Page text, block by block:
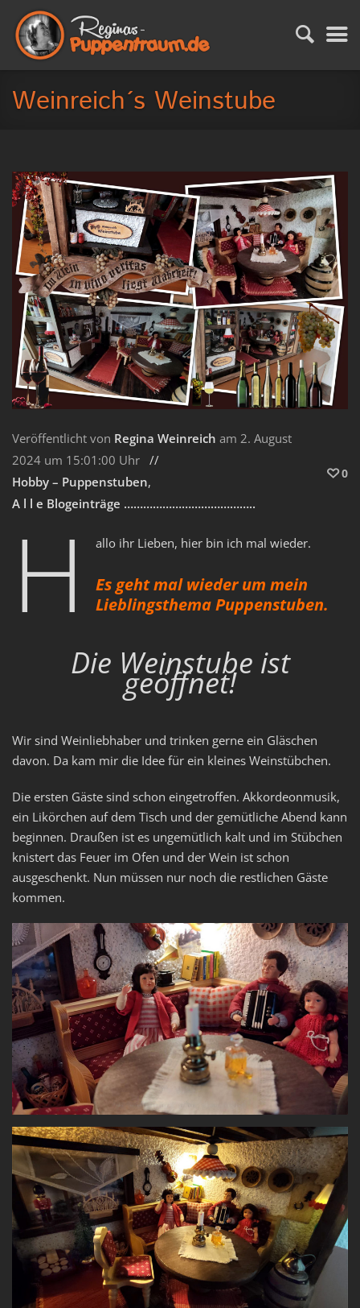
Weinreich´s Weinstube
Veröffentlicht von Regina Weinreich am 2. August
2024 um 15:01:00 Uhr
Hobby – Puppenstuben
A l l e Blogeinträge …………………………………..
0
H allo ihr Lieben, hier bin ich mal wieder.
Es geht mal wieder um mein
Lieblingsthema Puppenstuben.
Die Weinstube ist
geöffnet!
Wir sind Weinliebhaber und trinken gerne ein Gläschen
davon. Da kam mir die Idee für ein kleines Weinstübchen.
Die ersten Gäste sind schon eingetroffen. Akkordeonmusik,
ein Likörchen auf dem Tisch und der gemütliche Abend kann
beginnen. Draußen ist es ungemütlich kalt und im Stübchen
knistert das Feuer im Ofen und der Wein ist schon
ausgeschenkt. Nun müssen nur noch die restlichen Gäste
kommen.